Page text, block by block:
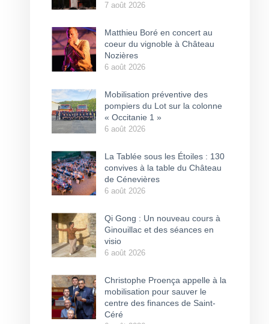
7 août 2026
Matthieu Boré en concert au
coeur du vignoble à Château
Nozières
6 août 2026
Mobilisation préventive des
pompiers du Lot sur la colonne
« Occitanie 1 »
6 août 2026
La Tablée sous les Étoiles : 130
convives à la table du Château
de Cénevières
6 août 2026
Qi Gong : Un nouveau cours à
Ginouillac et des séances en
visio
6 août 2026
Christophe Proença appelle à la
mobilisation pour sauver le
centre des finances de Saint-
Céré